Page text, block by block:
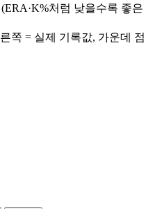
처럼 낮을수록 좋은
쪽 = 실제 기록값, 가운데 점